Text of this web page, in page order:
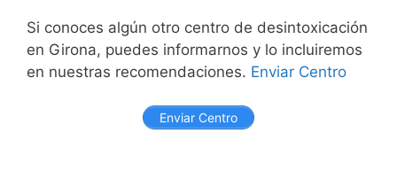
Si conoces algún otro centro de desintoxicación
en Girona, puedes informarnos y lo incluiremos
en nuestras recomendaciones. Enviar Centro
Enviar Centro